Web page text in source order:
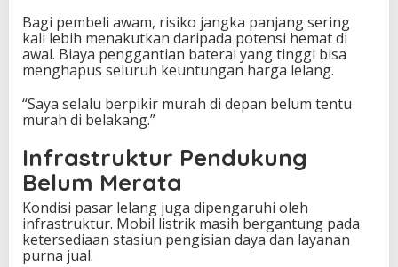
Bagi pembeli awam, risiko jangka panjang sering
kali lebih menakutkan daripada potensi hemat di
awal. Biaya penggantian baterai yang tinggi bisa
menghapus seluruh keuntungan harga lelang.
“Saya selalu berpikir murah di depan belum tentu
murah di belakang.”
Infrastruktur Pendukung
Belum Merata
Kondisi pasar lelang juga dipengaruhi oleh
infrastruktur. Mobil listrik masih bergantung pada
ketersediaan stasiun pengisian daya dan layanan
purna jual.